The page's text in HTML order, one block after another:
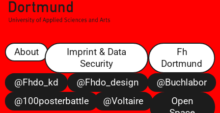
About
Imprint & Data
Security
Fh
Dortmund
@fhdo_kd
@fhdo_design
@buchlabor
@100posterbattle
@voltaire
Open